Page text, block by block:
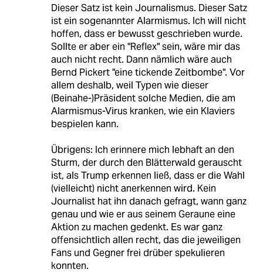
Dieser Satz ist kein Journalismus. Dieser Satz
ist ein sogenannter Alarmismus. Ich will nicht
hoffen, dass er bewusst geschrieben wurde.
Sollte er aber ein "Reflex" sein, wäre mir das
auch nicht recht. Dann nämlich wäre auch
Bernd Pickert "eine tickende Zeitbombe". Vor
allem deshalb, weil Typen wie dieser
(Beinahe-)Präsident solche Medien, die am
Alarmismus-Virus kranken, wie ein Klaviers
bespielen kann.
Übrigens: Ich erinnere mich lebhaft an den
Sturm, der durch den Blätterwald gerauscht
ist, als Trump erkennen ließ, dass er die Wahl
(vielleicht) nicht anerkennen wird. Kein
Journalist hat ihn danach gefragt, wann ganz
genau und wie er aus seinem Geraune eine
Aktion zu machen gedenkt. Es war ganz
offensichtlich allen recht, das die jeweiligen
Fans und Gegner frei drüber spekulieren
konnten.